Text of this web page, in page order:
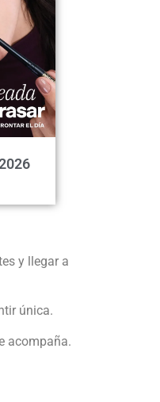
y llegar a
única.
acompaña.